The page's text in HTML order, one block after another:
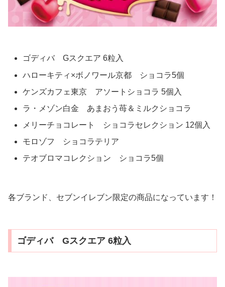
ゴディバ Gスクエア 6粒入
ハローキティ×ボノワール京都 ショコラ5個
ケンズカフェ東京 アソートショコラ 5個入
ラ・メゾン白金 あまおう苺＆ミルクショコラ
メリーチョコレート ショコラセレクション 12個入
モロゾフ ショコラテリア
テオブロマコレクション ショコラ5個
各ブランド、セブンイレブン限定の商品になっています！
ゴディバ Gスクエア 6粒入